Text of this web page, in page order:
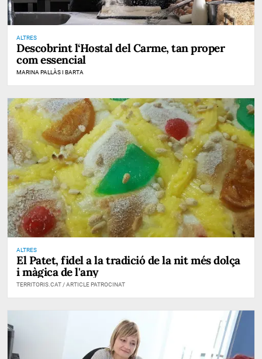
ALTRES
Descobrint l‘Hostal del Carme, tan proper
com essencial
MARINA PALLÀS I BARTA
ALTRES
El Patet, fidel a la tradició de la nit més dolça
i màgica de l'any
TERRITORIS.CAT / ARTICLE PATROCINAT